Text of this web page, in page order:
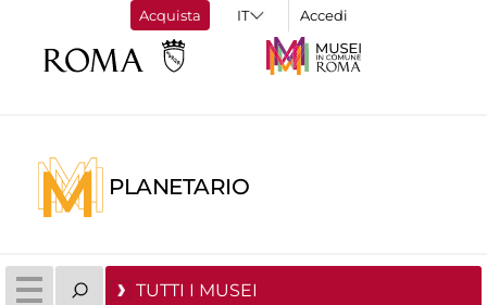
Acquista Accedi
PLANETARIO
TUTTI I MUSEI